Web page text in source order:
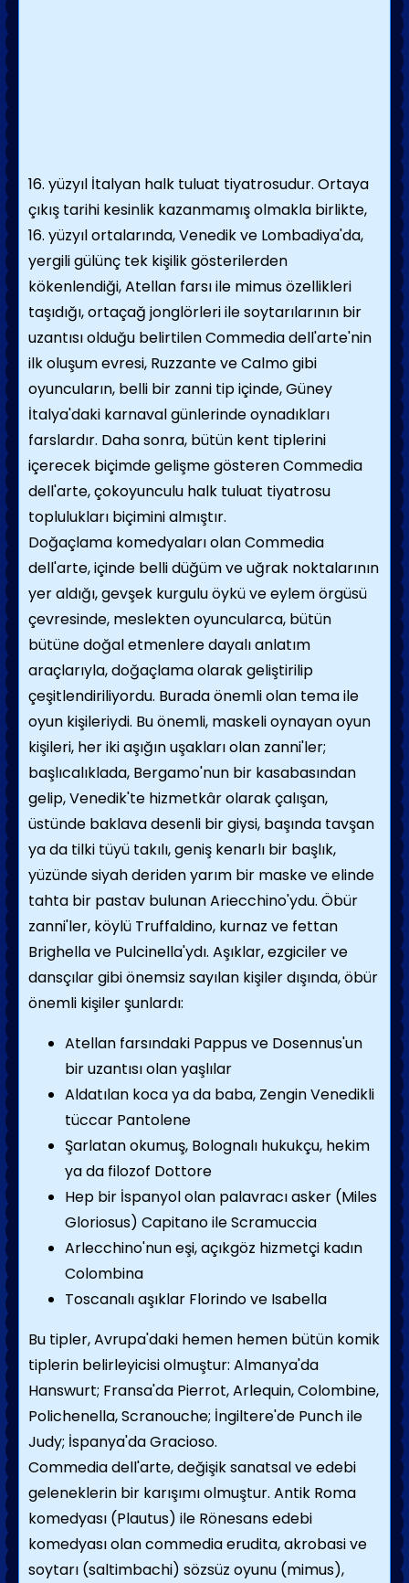
16. yüzyıl İtalyan halk tuluat tiyatrosudur. Ortaya
çıkış tarihi kesinlik kazanmamış olmakla birlikte,
16. yüzyıl ortalarında, Venedik ve Lombadiya'da,
yergili gülünç tek kişilik gösterilerden
kökenlendiği, Atellan farsı ile mimus özellikleri
taşıdığı, ortaçağ jonglörleri ile soytarılarının bir
uzantısı olduğu belirtilen Commedia dell'arte'nin
ilk oluşum evresi, Ruzzante ve Calmo gibi
oyuncuların, belli bir zanni tip içinde, Güney
İtalya'daki karnaval günlerinde oynadıkları
farslardır. Daha sonra, bütün kent tiplerini
içerecek biçimde gelişme gösteren Commedia
dell'arte, çokoyunculu halk tuluat tiyatrosu
toplulukları biçimini almıştır.
Doğaçlama komedyaları olan Commedia
dell'arte, içinde belli düğüm ve uğrak noktalarının
yer aldığı, gevşek kurgulu öykü ve eylem örgüsü
çevresinde, meslekten oyuncularca, bütün
bütüne doğal etmenlere dayalı anlatım
araçlarıyla, doğaçlama olarak geliştirilip
çeşitlendiriliyordu. Burada önemli olan tema ile
oyun kişileriydi. Bu önemli, maskeli oynayan oyun
kişileri, her iki aşığın uşakları olan zanni'ler;
başlıcalıklada, Bergamo'nun bir kasabasından
gelip, Venedik'te hizmetkâr olarak çalışan,
üstünde baklava desenli bir giysi, başında tavşan
ya da tilki tüyü takılı, geniş kenarlı bir başlık,
yüzünde siyah deriden yarım bir maske ve elinde
tahta bir pastav bulunan Ariecchino'ydu. Öbür
zanni'ler, köylü Truffaldino, kurnaz ve fettan
Brighella ve Pulcinella'ydı. Aşıklar, ezgiciler ve
dansçılar gibi önemsiz sayılan kişiler dışında, öbür
önemli kişiler şunlardı:
Atellan farsındaki Pappus ve Dosennus'un
bir uzantısı olan yaşlılar
Aldatılan koca ya da baba, Zengin Venedikli
tüccar Pantolene
Şarlatan okumuş, Bolognalı hukukçu, hekim
ya da filozof Dottore
Hep bir İspanyol olan palavracı asker (Miles
Gloriosus) Capitano ile Scramuccia
Arlecchino'nun eşi, açıkgöz hizmetçi kadın
Colombina
Toscanalı aşıklar Florindo ve Isabella
Bu tipler, Avrupa'daki hemen hemen bütün komik
tiplerin belirleyicisi olmuştur: Almanya'da
Hanswurt; Fransa'da Pierrot, Arlequin, Colombine,
Polichenella, Scranouche; İngiltere'de Punch ile
Judy; İspanya'da Gracioso.
Commedia dell'arte, değişik sanatsal ve edebi
geleneklerin bir karışımı olmuştur. Antik Roma
komedyası (Plautus) ile Rönesans edebi
komedyası olan commedia erudita, akrobasi ve
soytarı (saltimbachi) sözsüz oyunu (mimus),